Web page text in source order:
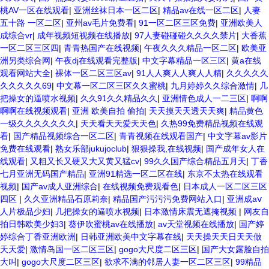
桃AV一区在线观看| 亚洲丝袜日本一区二区| 精品av在线一区二区| 人妻
五十路 一区二区| 亚州av毛片免费看| 91一区二区三区免费| 亚洲欧美人
成综合vr| 成年视频短视频在线播放| 97人妻碰碰碰久久久久禁片| 大香蕉
一区二区三区四| 青青热国产在线视频| 午夜久久久精品一区二区| 欧美亚
洲另类综合网| 午夜dj在线观看完整版| 中文字幕精品一区三区| 黄a在线
观看网站大全| 裸体一区二区三区av| 91人人爽人人爽人人精| 久久久久久
久久久久久69| 中文幕一区二区三区久久蜜桃| 九月婷婷久久综合激情| 几
把操女的逼喷水视频| 久久91久久精品久久 | 亚洲情色成人一二三区| 啊啊
啊啊在线视频观看| 亚洲 欧美自拍 偷拍| 天天摸天天透天天爽| 精品黄色
一级久久久久久久久 | 天天看天天爱天天色| 久热99免费精品视频在线观
看| 国产精品视频综合一区二区| 青青视频在线观看国产| 中文字幕av影片
免费在线观看| 熟女乐部jukujoclub| 狠狠操我,在线视频| 国产成年女人在
线观看| 又粗又长又硬又大又黄又猛cv| 99久久国产综合精品五月天| 丁香
七月亚洲无码国产精品| 亚洲91精选一区二区在线| 东京不太热在线观看
视频| 国产av成人亚洲综合| 在线视频免费观看色| 日本成人一区二区三区
四区 | 久久亚洲精品石原莉奈| 精品国产污污污免费网站入口| 亚洲成aⅴ
人片极品少妇| 几把操女的逼喷水视频| 日本激情床震无遮掩视频 | 网友自
拍日韩欧美少妇3| 葵伊吹蜜桃av在线播放| av天堂视频在线播放| 国产婷
婷综合丁香亚洲欧洲| 日韩亚洲欧美中文字幕在线| 天天操天天日天天做
天天爱| 激情岛国一区二区三区| gogo大尺度二区三区| 国产大女露脸自拍
大叫 | gogo大尺度二区三区| 欲求不满的邻居人妻一区二区三区| 99精品